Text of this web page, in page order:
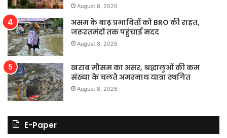
August 8, 2026
असम के बाढ़ प्रभावितों को BRO की राहत,
जरूरतमंदों तक पहुंचाई मदद
August 8, 2026
खराब मौसम का असर, श्रद्धालुओं की कम
संख्या के चलते अमरनाथ यात्रा स्थगित
August 8, 2026
E-Paper